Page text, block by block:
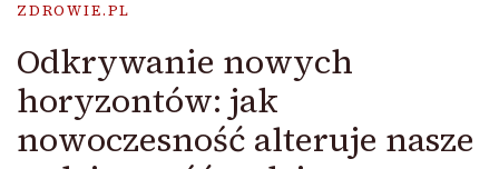
ZDROWIE.PL
Odkrywanie nowych
horyzontów: jak
nowoczesność alteruje nasze